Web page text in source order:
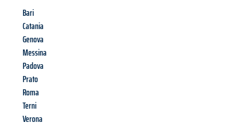
Bari
Catania
Genova
Messina
Padova
Prato
Roma
Terni
Verona